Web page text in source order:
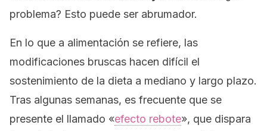
problema? Esto puede ser abrumador.
En lo que a alimentación se refiere, las
modificaciones bruscas hacen difícil el
sostenimiento de la dieta a mediano y largo plazo.
Tras algunas semanas, es frecuente que se
presente el llamado «efecto rebote», que dispara